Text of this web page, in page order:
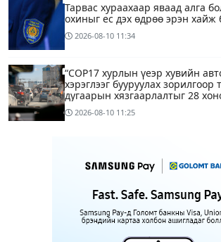
Тарвас хураахаар яваад алга
охиныг ес дэх өдрөө эрэн хайж
2026-08-10 11:34
“COP17 хурлын үеэр хувийн
хэрэглээг бууруулах зорилгоор
дугаарын хязгаарлалтыг 28
хийнэ“
2026-08-10 11:25
гэж байна гэдэг нь ташаа
хүссэн захидал ирээгүй
Энэ бямба гарагаас тэгш,